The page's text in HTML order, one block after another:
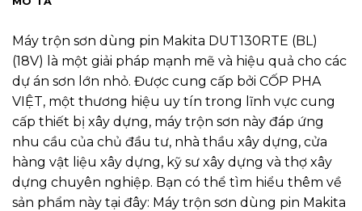
Máy trộn sơn dùng pin Makita DUT130RTE (BL)
(18V) là một giải pháp mạnh mẽ và hiệu quả cho các
dự án sơn lớn nhỏ. Được cung cấp bởi CỐP PHA
VIỆT, một thương hiệu uy tín trong lĩnh vực cung
cấp thiết bị xây dựng, máy trộn sơn này đáp ứng
nhu cầu của chủ đầu tư, nhà thầu xây dựng, cửa
hàng vật liệu xây dựng, kỹ sư xây dựng và thợ xây
dựng chuyên nghiệp. Bạn có thể tìm hiểu thêm về
sản phẩm này tại đây: Máy trộn sơn dùng pin Makita